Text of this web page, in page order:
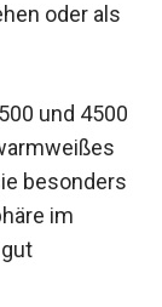
oder als
und 4500
besonders
im